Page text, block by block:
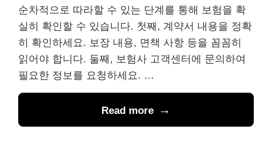
순차적으로 따라할 수 있는 단계를 통해 보험을 확
실히 확인할 수 있습니다. 첫째, 계약서 내용을 정확
히 확인하세요. 보장 내용, 면책 사항 등을 꼼꼼히
읽어야 합니다. 둘째, 보험사 고객센터에 문의하여
필요한 정보를 요청하세요. …
Read more